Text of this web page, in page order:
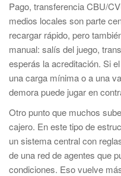
Pago, transferencia CBU/
medios locales son parte
recargar rápido, pero
manual: salís del juego,
esperás la acreditación. Si
una carga mínima o a una
demora puede jugar en
Otro punto que muchos
cajero. En este tipo de
un sistema central con
de una red de agentes que
condiciones. Eso vuelve